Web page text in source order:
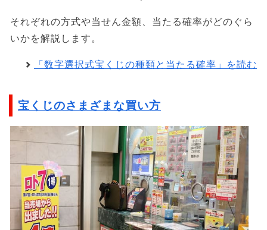
それぞれの方式や当せん金額、当たる確率がどのぐら
いかを解説します。
「数字選択式宝くじの種類と当たる確率」を読む
宝くじのさまざまな買い方